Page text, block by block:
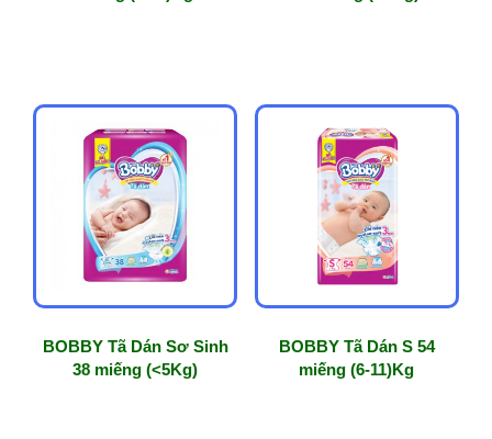
BOBBY Tã Dán Sơ Sinh
38 miếng (<5Kg)
BOBBY Tã Dán S 54
miếng (6-11)Kg